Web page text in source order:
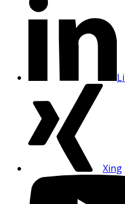
Xing